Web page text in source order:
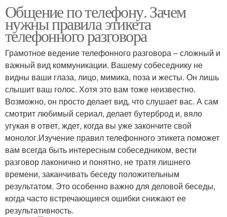
Общение по телефону. Зачем
нужны правила этикета
телефонного разговора
Грамотное ведение телефонного разговора ‒ сложный и
важный вид коммуникации. Вашему собеседнику не
видны ваши глаза, лицо, мимика, поза и жесты. Он лишь
слышит ваш голос. Хотя это вам тоже неизвестно.
Возможно, он просто делает вид, что слушает вас. А сам
смотрит любимый сериал, делает бутерброд и, вяло
угукая в ответ, ждет, когда вы уже закончите свой
монолог.Изучение правил телефонного этикета поможет
вам всегда быть интересным собеседником, вести
разговор лаконично и понятно, не тратя лишнего
времени, заканчивать беседу положительным
результатом. Это особенно важно для деловой беседы,
когда часто встречающиеся ошибки снижают ее
результативность.